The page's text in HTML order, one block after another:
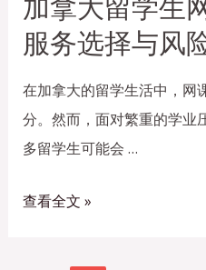
加拿大留学生
服务选择与风
在加拿大的留学生活中，网
分。然而，面对繁重的学业
多留学生可能会 …
查看全文 »